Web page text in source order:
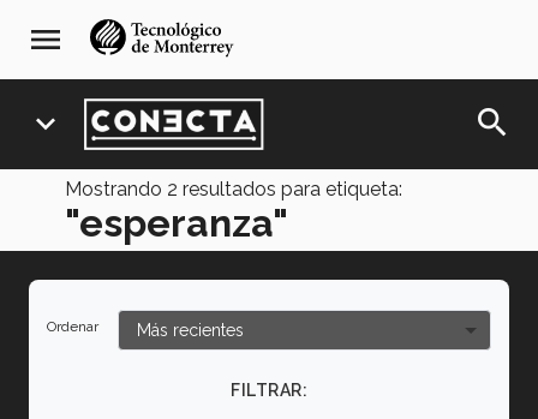
navegación
principal
menu
expand_more search
Mostrando 2 resultados para etiqueta:
"esperanza"
Ordenar
FILTRAR: